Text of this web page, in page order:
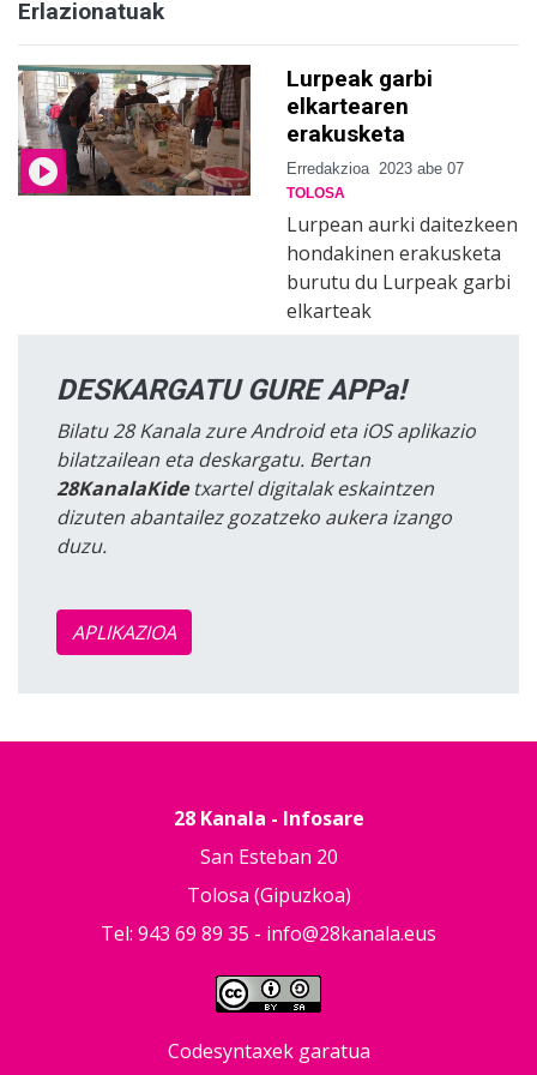
Erlazionatuak
Lurpeak garbi
elkartearen
erakusketa
Erredakzioa 2023 abe 07
TOLOSA
Lurpean aurki daitezkeen
hondakinen erakusketa
burutu du Lurpeak garbi
elkarteak
DESKARGATU GURE APPa!
Bilatu 28 Kanala zure Android eta iOS aplikazio
bilatzailean eta deskargatu. Bertan
28KanalaKidetxartel digitalak eskaintzen
dizuten abantailez gozatzeko aukera izango
duzu.
APLIKAZIOA
28 Kanala - Infosare
San Esteban 20
Tolosa (Gipuzkoa)
Tel: 943 69 89 35 - info@28kanala.eus
Codesyntaxek garatua